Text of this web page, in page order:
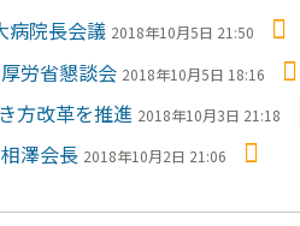
院長会議 2018年10月5日 21:50
労省懇談会 2018年10月5日 18:16
方改革を推進 2018年10月3日 21:18
澤会長 2018年10月2日 21:06